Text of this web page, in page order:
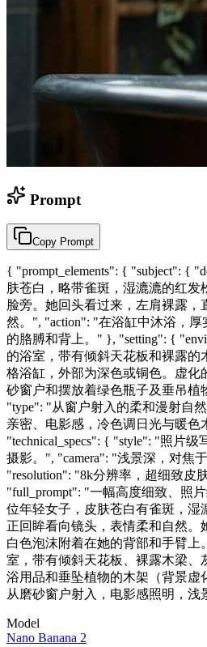
Prompt
Copy Prompt
{ "prompt_elements": { "subject": {
肤苍白，略带雀斑，湿漉漉的红发
脸旁。她回头看过来，左肩裸露，
然。", "action": "在浴缸中沐浴，
的胳膊和背上。" }, "setting": {
的浴室，带有倾斜天花板和裸露的
格浴缸，外部为深色或铜色。虚化
砂窗户和摆放着绿色瓶子及垂吊
"type": "从窗户射入的柔和漫射自
亲密、电影感，冷色调日光与暖色
"technical_specs": { "style": "照片
摄影。", "camera": "浅景深，对焦
"resolution": "8k分辨率，超细致皮
"full_prompt": "一幅高度细致、照
位年轻女子，皮肤苍白有雀斑，湿
正回眸看向镜头，表情柔和自然。
白色泡沫附着在她的背部和手臂上
室，带有倾斜天花板、裸露木梁、
浴用品和垂坠植物的木架（背景虚
从磨砂窗户射入，电影感照明，
Model
Nano Banana 2